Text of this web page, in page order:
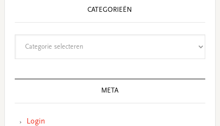
CATEGORIEËN
META
Login